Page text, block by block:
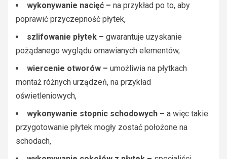
wykonywanie nacięć – na przykład po to, aby
poprawić przyczepność płytek,
szlifowanie płytek – gwarantuje uzyskanie
pożądanego wyglądu omawianych elementów,
wiercenie otworów – umożliwia na płytkach
montaż różnych urządzeń, na przykład
oświetleniowych,
wykonywanie stopnic schodowych – a więc takie
przygotowanie płytek mogły zostać położone na
schodach,